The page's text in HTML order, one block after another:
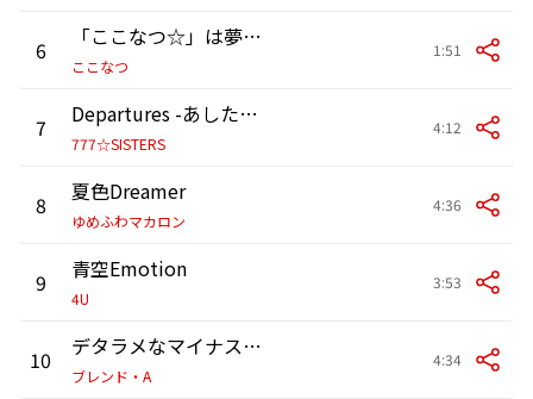
6 「ここなつ☆」は夢のカタチ
ここなつ
1:51
7 Departures -あしたの歌-
777☆SISTERS
4:12
8 夏色Dreamer
ゆめふわマカロン
4:36
9 青空Emotion
4U
3:53
10 デタラメなマイナスとプラスにおけるブレンド考
ブレンド・A
4:34